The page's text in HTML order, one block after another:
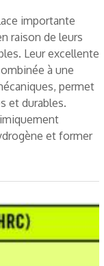
importante
raison de leurs
Leur excellente
à une
permet
et durables.
et former